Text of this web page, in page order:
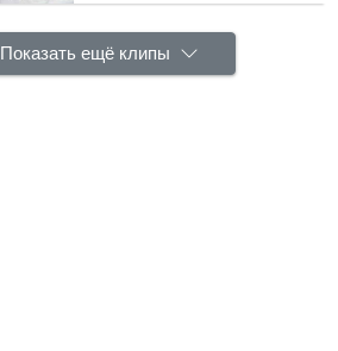
Показать ещё клипы